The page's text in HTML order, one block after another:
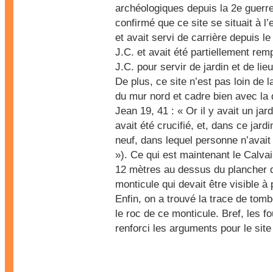
archéologiques depuis la 2e
confirmé que ce site se situait à
et avait servi de carrière depuis
J.C. et avait été partiellement
J.C. pour servir de jardin et de
De plus, ce site n’est pas loin de
du mur nord et cadre bien avec la
Jean 19, 41 : « Or il y avait un
avait été crucifié, et, dans ce
neuf, dans lequel personne
»). Ce qui est maintenant le
12 mètres au dessus du plancher
monticule qui devait être visible à
Enfin, on a trouvé la trace de
le roc de ce monticule. Bref, les
renforci les arguments pour le